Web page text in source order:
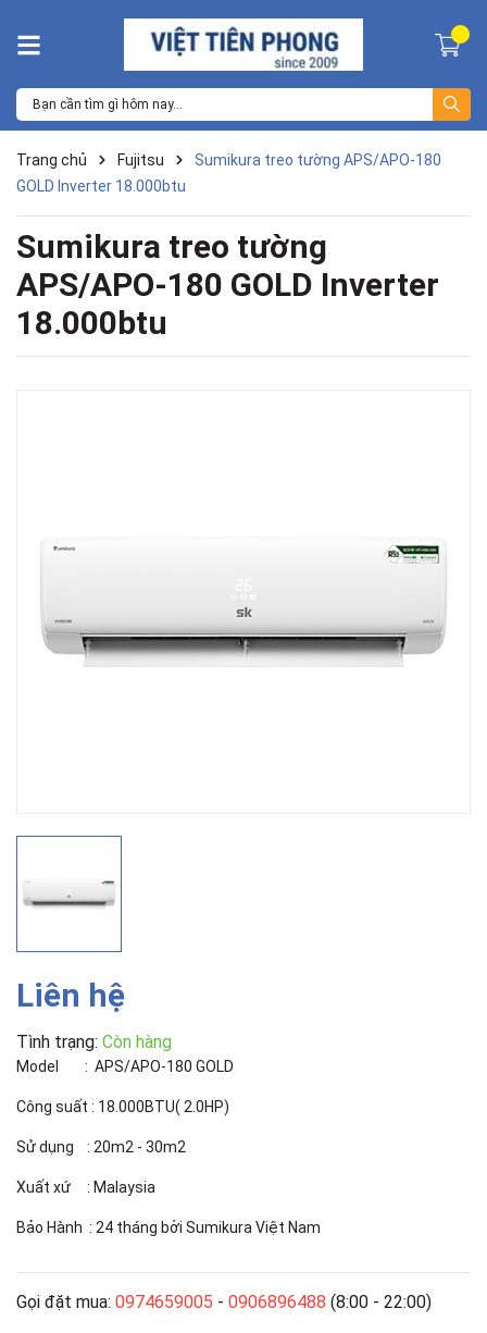
Trang chủ Fujitsu
Sumikura treo tường APS/APO-180
GOLD Inverter 18.000btu
Sumikura treo tường
APS/APO-180 GOLD Inverter
18.000btu
Liên hệ
Tình trạng: Còn hàng
Model : APS/APO-180 GOLD
Công suất : 18.000BTU( 2.0HP)
Sử dụng : 20m2 - 30m2
Xuất xứ : Malaysia
Bảo Hành : 24 tháng bởi Sumikura Việt Nam
Gọi đặt mua: 0974659005 - 0906896488 (8:00 - 22:00)